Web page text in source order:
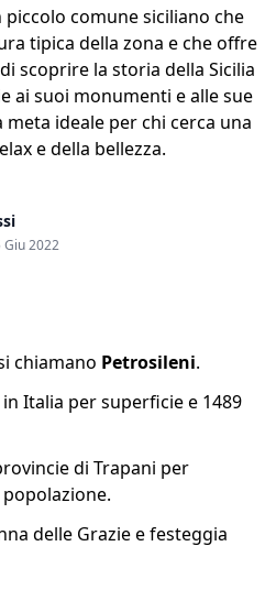
comune siciliano che
tipica della zona e che offre
scoprire la storia della Sicilia
ai suoi monumenti e alle sue
ideale per chi cerca una
e della bellezza.
2022
chiamano Petrosileni.
Italia per superficie e 1489
di Trapani per
delle Grazie e festeggia